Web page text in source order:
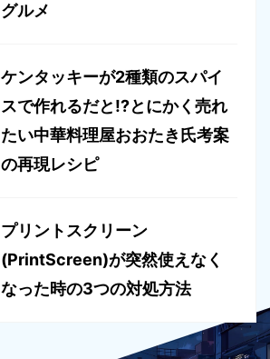
グルメ
ケンタッキーが2種類のスパイ
スで作れるだと!?とにかく売れ
たい中華料理屋おおたき氏考案
の再現レシピ
プリントスクリーン
(PrintScreen)が突然使えなく
なった時の3つの対処方法